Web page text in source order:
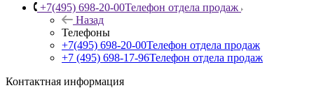
+7(495) 698-20-00Телефон отдела продаж
Назад
Телефоны
+7(495) 698-20-00Телефон отдела продаж
+7 (495) 698-17-96Телефон отдела продаж
Контактная информация